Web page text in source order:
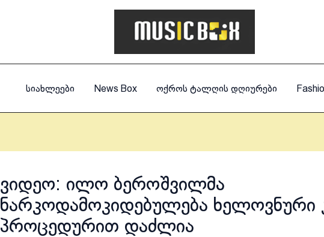
სიახლეები News Box ოქროს ტალღის დღიურები
ვიდეო: ილო ბეროშვილმა
ნარკოდამოკიდებულება ხელოვნური
პროცედურით დაძლია